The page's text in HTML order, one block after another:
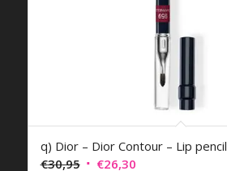
q) Dior – Dior Contour – Lip pencil
€30,95 Original
€26,30Η